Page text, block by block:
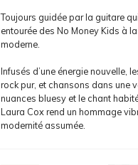
Toujours guidée par la guitare
entourée des No Money Kids à
moderne.
Infusés d’une énergie nouvelle,
rock pur, et chansons dans une
nuances bluesy et le chant
Laura Cox rend un hommage
modernité assumée.